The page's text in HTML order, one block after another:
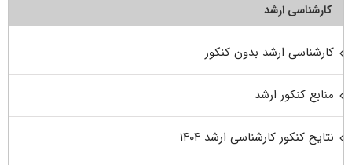
کارشناسی ارشد
کارشناسی ارشد بدون کنکور
منابع کنکور ارشد
نتایج کنکور کارشناسی ارشد ۱۴۰۴